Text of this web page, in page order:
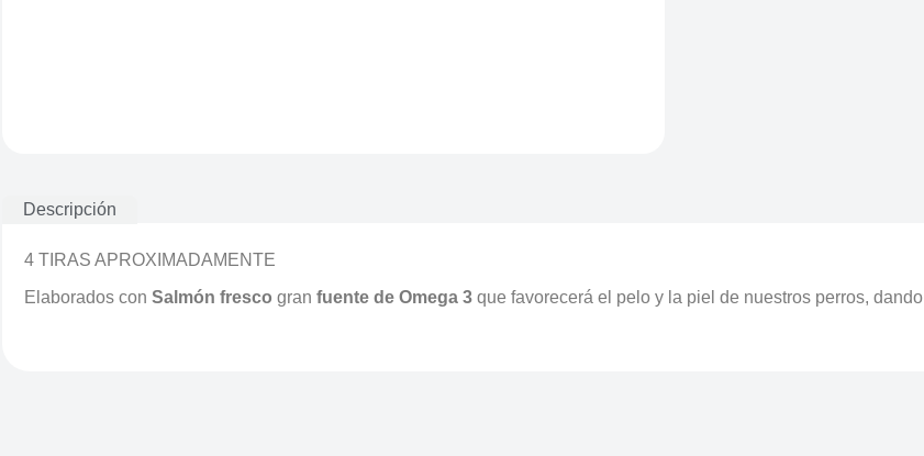
Descripción
4 TIRAS APROXIMADAMENTE
Elaborados con Salmón fresco gran fuente de Omega 3 que favorecerá el pelo y la piel de nuestros perros, dando